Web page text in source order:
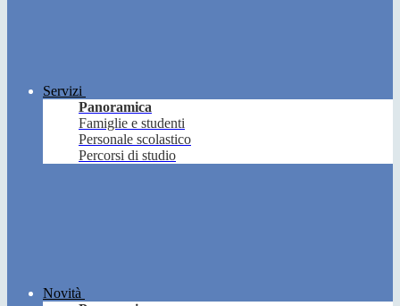
Servizi
Panoramica
Famiglie e studenti
Personale scolastico
Percorsi di studio
Novità